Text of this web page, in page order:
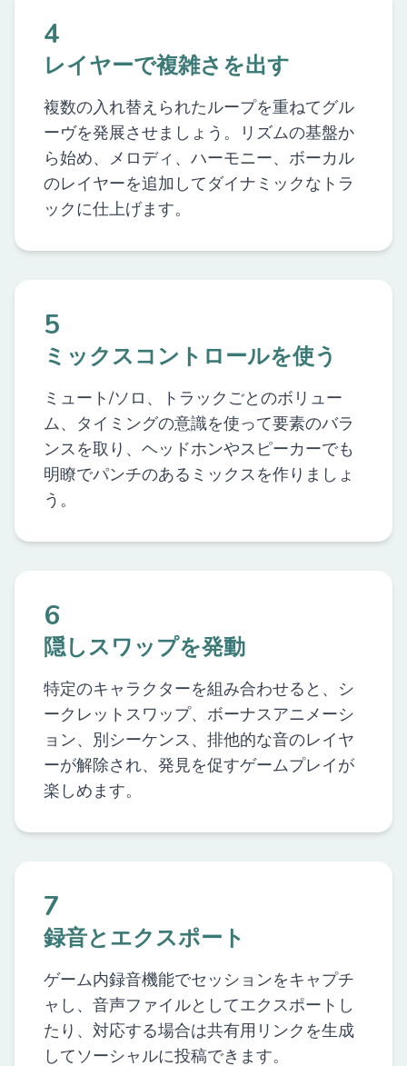
4
レイヤーで複雑さを出す
複数の入れ替えられたループを重ねてグル
ーヴを発展させましょう。リズムの基盤か
ら始め、メロディ、ハーモニー、ボーカル
のレイヤーを追加してダイナミックなトラ
ックに仕上げます。
5
ミックスコントロールを使う
ミュート/ソロ、トラックごとのボリュー
ム、タイミングの意識を使って要素のバラ
ンスを取り、ヘッドホンやスピーカーでも
明瞭でパンチのあるミックスを作りましょ
う。
6
隠しスワップを発動
特定のキャラクターを組み合わせると、シ
ークレットスワップ、ボーナスアニメーシ
ョン、別シーケンス、排他的な音のレイヤ
ーが解除され、発見を促すゲームプレイが
楽しめます。
7
録音とエクスポート
ゲーム内録音機能でセッションをキャプチ
ャし、音声ファイルとしてエクスポートし
たり、対応する場合は共有用リンクを生成
してソーシャルに投稿できます。